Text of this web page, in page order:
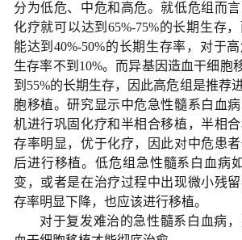
分为低危、中危和高危。就低危组而
化疗就可以达到65%-75%的长期生存
能达到40%-50%的长期生存率，对于
生存率不到10%。而异基因造血干细胞
到55%的长期生存，因此高危组是推荐
胞移植。研究显示中危急性髓系白血
机进行巩固化疗和半相合移植，半相
存率明显，优于化疗，因此对中危患
后进行移植。低危组急性髓系白血病
变，或者是在治疗过程中出现微小残
存率明显下降，也应该进行移植。
对于复发难治的急性髓系白血病